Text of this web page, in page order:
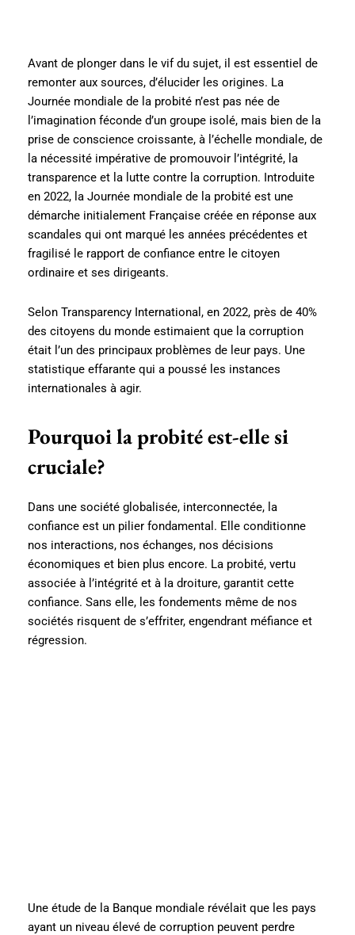
Avant de plonger dans le vif du sujet, il est essentiel de
remonter aux sources, d’élucider les origines. La
Journée mondiale de la probité n’est pas née de
l’imagination féconde d’un groupe isolé, mais bien de la
prise de conscience croissante, à l’échelle mondiale, de
la nécessité impérative de promouvoir l’intégrité, la
transparence et la lutte contre la corruption. Introduite
en 2022, la Journée mondiale de la probité est une
démarche initialement Française créée en réponse aux
scandales qui ont marqué les années précédentes et
fragilisé le rapport de confiance entre le citoyen
ordinaire et ses dirigeants.
Selon Transparency International, en 2022, près de 40%
des citoyens du monde estimaient que la corruption
était l’un des principaux problèmes de leur pays. Une
statistique effarante qui a poussé les instances
internationales à agir.
Pourquoi la probité est-elle si
cruciale?
Dans une société globalisée, interconnectée, la
confiance est un pilier fondamental. Elle conditionne
nos interactions, nos échanges, nos décisions
économiques et bien plus encore. La probité, vertu
associée à l’intégrité et à la droiture, garantit cette
confiance. Sans elle, les fondements même de nos
sociétés risquent de s’effriter, engendrant méfiance et
régression.
Une étude de la Banque mondiale révélait que les pays
ayant un niveau élevé de corruption peuvent perdre